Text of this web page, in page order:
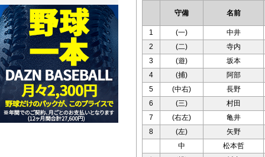
守備 名前
1 (一)
中井
2
(二)
寺内
3
(遊)
坂本
4
(捕)
阿部
5
(中右)
長野
6
(三)
村田
7
(右左)
亀井
8
(左)
矢野
中
松本哲